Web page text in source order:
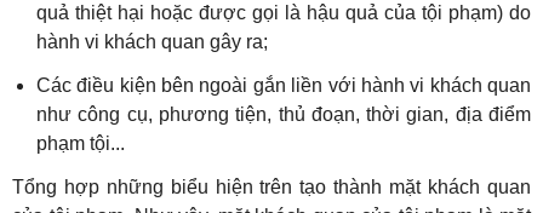
quả thiệt hại hoặc được gọi là hậu quả của tội phạm) do
hành vi khách quan gây ra;
Các điều kiện bên ngoài gắn liền với hành vi khách quan
như công cụ, phương tiện, thủ đoạn, thời gian, địa điểm
phạm tội...
Tổng hợp những biểu hiện trên tạo thành mặt khách quan